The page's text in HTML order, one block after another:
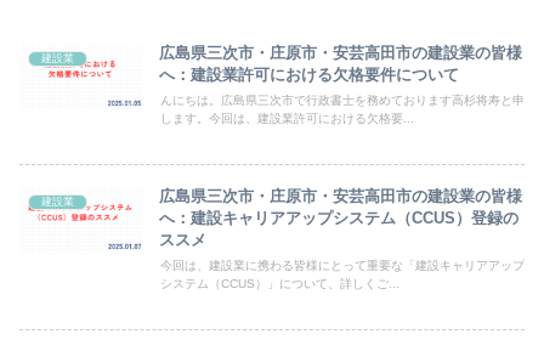
建設業
広島県三次市・庄原市・安芸高田市の建設業の皆様
へ：建設業許可における欠格要件について
んにちは。広島県三次市で行政書士を務めております高杉将寿と申
します。今回は、建設業許可における欠格要...
建設業
広島県三次市・庄原市・安芸高田市の建設業の皆様
へ：建設キャリアアップシステム（CCUS）登録の
ススメ
今回は、建設業に携わる皆様にとって重要な「建設キャリアアップ
システム（CCUS）」について、詳しくご...